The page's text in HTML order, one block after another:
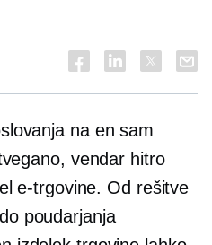
na en sam
vendar hitro
e-trgovine. Od rešitve
poudarjanja